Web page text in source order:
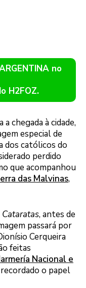
no
H2FOZ.
a chegada à cidade,
especial de
dos católicos do
perdido
que acompanhou
das Malvinas,
Cataratas, antes de
passará por
Cerqueira
feitas
Nacional e
o papel